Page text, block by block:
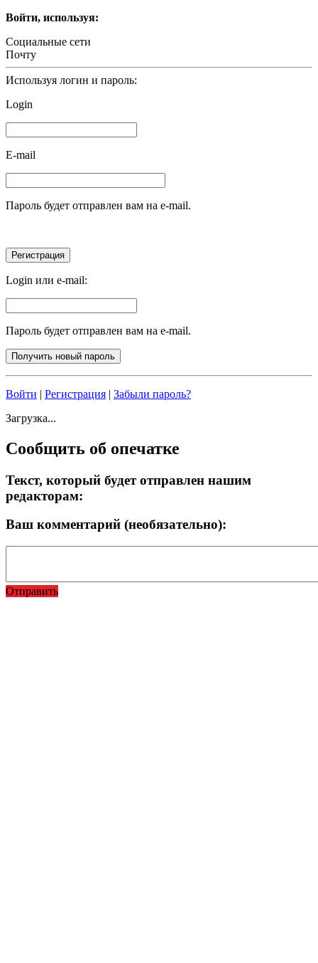
Войти, используя:
Социальные сети
Почту
Используя логин и пароль:
Login
E-mail
Пароль будет отправлен вам на e-mail.
Login или e-mail:
Пароль будет отправлен вам на e-mail.
Войти | Регистрация | Забыли пароль?
Загрузка...
Сообщить об опечатке
Текст, который будет отправлен нашим
редакторам:
Ваш комментарий (необязательно):
Отправить